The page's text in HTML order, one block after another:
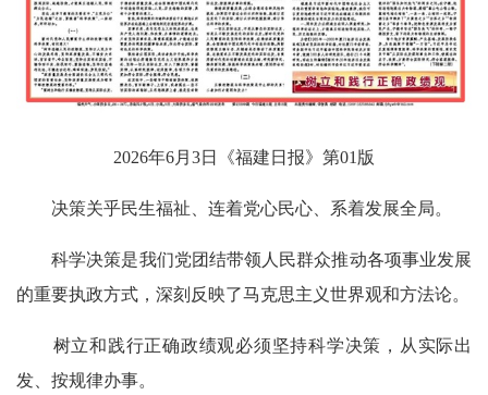
2026年6月3日《福建日报》第01版
决策关乎民生福祉、连着党心民心、系着发展全局。
科学决策是我们党团结带领人民群众推动各项事业发展
的重要执政方式，深刻反映了马克思主义世界观和方法论。
树立和践行正确政绩观必须坚持科学决策，从实际出
发、按规律办事。